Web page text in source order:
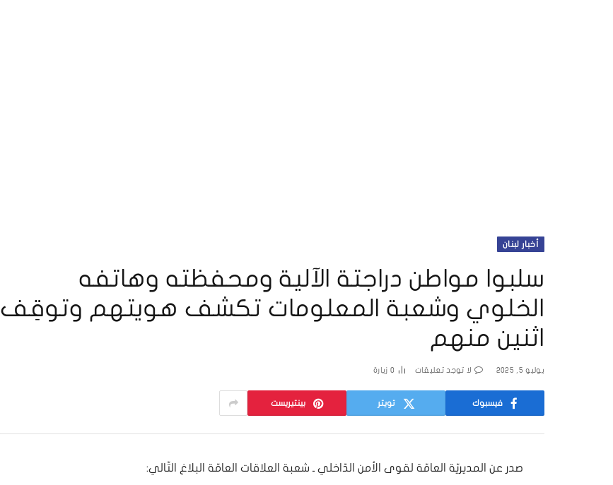
أخبار لبنان
سلبوا مواطن دراجتة الآلية ومحفظته وهاتفه
الخلوي وشعبة المعلومات تكشف هويتهم وتوقِف
اثنين منهم
يوليو 5, 2025 لا توجد تعليقات 0 زيارة
فيسبوك تويتر بينتيريست
صدر عن المديريّة العامّة لقوى الأمن الدّاخلي ـ شعبة العلاقات العامّة البلاغ التّالي: